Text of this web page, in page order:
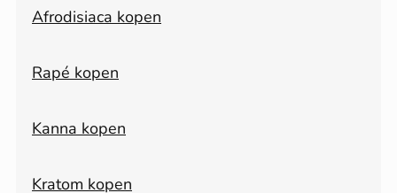
Afrodisiaca kopen
Rapé kopen
Kanna kopen
Kratom kopen